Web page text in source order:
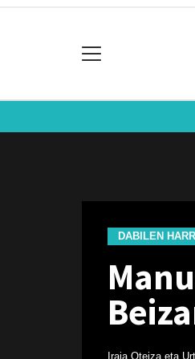
DABILEN
Iraia Oteiza eta